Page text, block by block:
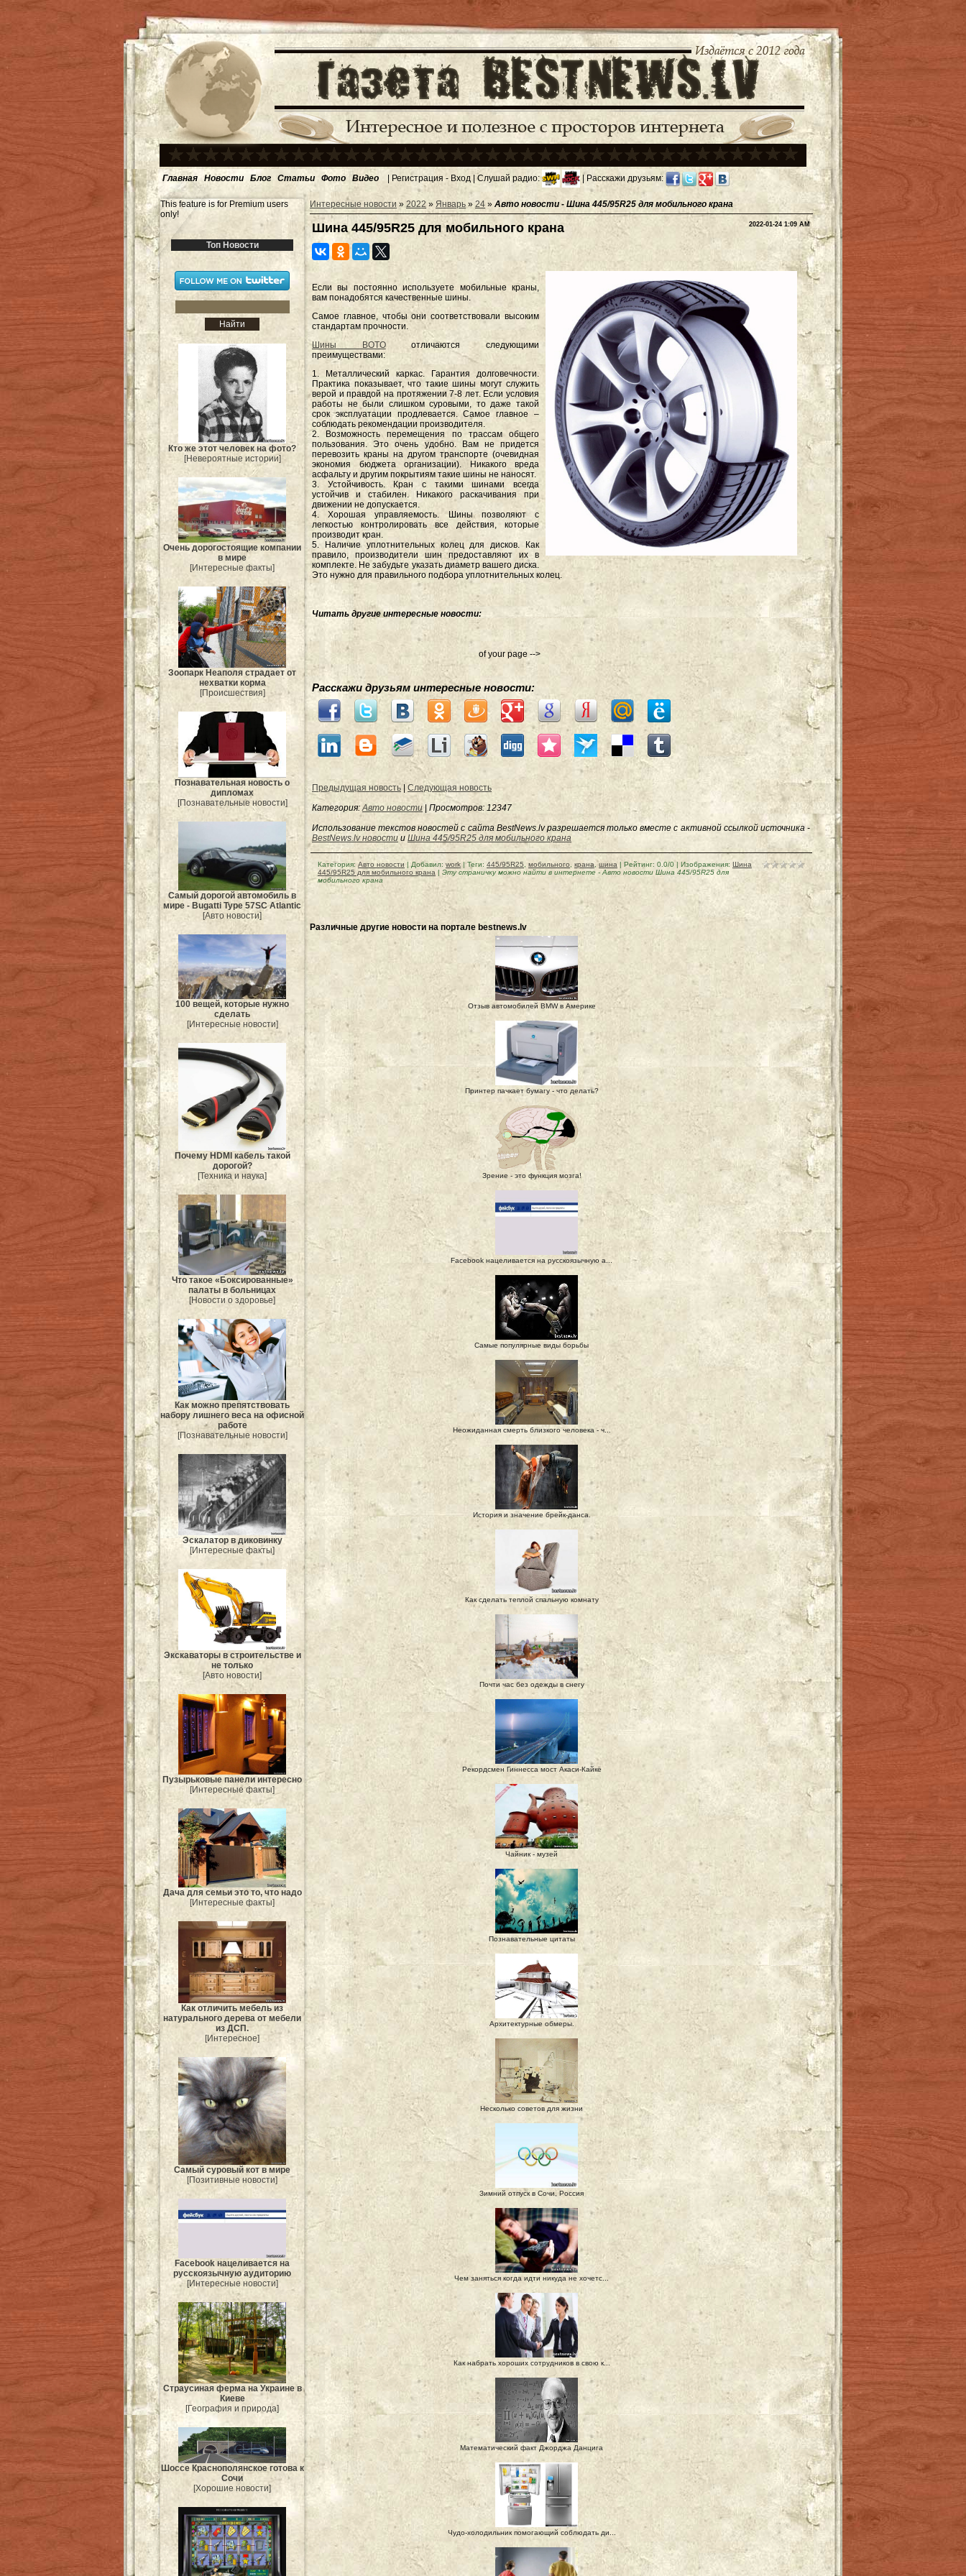
Главная Новости Блог Статьи Фото Видео | Регистрация - Вход | Слушай радио: | Расскажи друзьям:
This feature is for Premium users
only!
Топ Новости
Кто же этот человек на фото?
[Невероятные истории]
Очень дорогостоящие компании
в мире
[Интересные факты]
Зоопарк Неаполя страдает от
нехватки корма
[Происшествия]
Познавательная новость о
дипломах
[Познавательные новости]
Самый дорогой автомобиль в
мире - Bugatti Type 57SC Atlantic
[Авто новости]
100 вещей, которые нужно
сделать
[Интересные новости]
Почему HDMI кабель такой
дорогой?
[Техника и наука]
Что такое «Боксированные»
палаты в больницах
[Новости о здоровье]
Как можно препятствовать
набору лишнего веса на офисной
работе
[Познавательные новости]
Эскалатор в диковинку
[Интересные факты]
Экскаваторы в строительстве и
не только
[Авто новости]
Пузырьковые панели интересно
[Интересные факты]
Дача для семьи это то, что надо
[Интересные факты]
Как отличить мебель из
натурального дерева от мебели
из ДСП.
[Интересное]
Самый суровый кот в мире
[Позитивные новости]
Facebook нацеливается на
русскоязычную аудиторию
[Интересные новости]
Страусиная ферма на Украине в
Киеве
[География и природа]
Шоссе Краснополянское готова к
Сочи
[Хорошие новости]
Интересные новости » 2022 » Январь » 24 » Авто новости - Шина 445/95R25 для мобильного крана
2022-01-24 1:09 AM
Шина 445/95R25 для мобильного крана
Если вы постоянно используете мобильные краны,
вам понадобятся качественные шины.
Самое главное, чтобы они соответствовали высоким
стандартам прочности.
Шины BOTOотличаются следующими
преимуществами:
1. Металлический каркас. Гарантия долговечности.
Практика показывает, что такие шины могут служить
верой и правдой на протяжении 7-8 лет. Если условия
работы не были слишком суровыми, то даже такой
срок эксплуатации продлевается. Самое главное –
соблюдать рекомендации производителя.
2. Возможность перемещения по трассам общего
пользования. Это очень удобно. Вам не придется
перевозить краны на другом транспорте (очевидная
экономия бюджета организации). Никакого вреда
асфальту и другим покрытиям такие шины не наносят.
3. Устойчивость. Кран с такими шинами всегда
устойчив и стабилен. Никакого раскачивания при
движении не допускается.
4. Хорошая управляемость. Шины позволяют с
легкостью контролировать все действия, которые
производит кран.
5. Наличие уплотнительных колец для дисков. Как
правило, производители шин предоставляют их в
комплекте. Не забудьте указать диаметр вашего диска.
Это нужно для правильного подбора уплотнительных колец.
Читать другие интересные новости:
of your page -->
Расскажи друзьям интересные новости:
Предыдущая новость
Следующая новость
Категория:Авто новости Просмотров: 12347
Использование текстов новостей с сайта BestNews.lv разрешается только вместе с активной ссылкой источника -
BestNews.lv новости и Шина 445/95R25 для мобильного крана
Категория: Авто новости |Добавил: work | Теги: 445/95R25 мобильного крана ,шина | Рейтинг: 0.0/0 | Изображения: Шина
445/95R25 для мобильного крана | Эту страничку можно найти в интернете - Авто новости Шина 445/95R25 для
мобильного крана
Различные другие новости на портале bestnews.lv
Отзыв автомобилей BMW в Америке
Принтер пачкает бумагу - что делать?
Зрение - это функция мозга!
Facebook нацеливается на русскоязычную а...
Самые популярные виды борьбы
Неожиданная смерть близкого человека - ч...
История и значение брейк-данса.
Как сделать теплой спальную комнату
Почти час без одежды в снегу
Рекордсмен Гиннесса мост Акаси-Кайкё
Чайник - музей
Познавательные цитаты
Архитектурные обмеры.
Несколько советов для жизни
Зимний отпуск в Сочи, Россия
Чем заняться когда идти никуда не хочетс...
Как набрать хороших сотрудников в свою к...
Mатематический факт Джорджа Данцига
Чудо-холодильник помогающий соблюдать ди...